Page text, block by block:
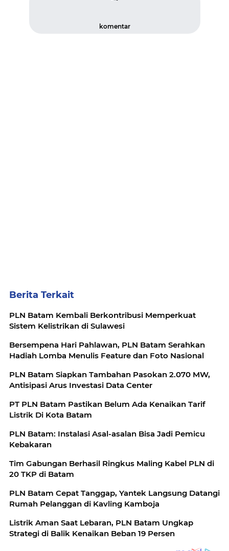
komentar
Berita Terkait
PLN Batam Kembali Berkontribusi Memperkuat
Sistem Kelistrikan di Sulawesi
Bersempena Hari Pahlawan, PLN Batam Serahkan
Hadiah Lomba Menulis Feature dan Foto Nasional
PLN Batam Siapkan Tambahan Pasokan 2.070 MW,
Antisipasi Arus Investasi Data Center
PT PLN Batam Pastikan Belum Ada Kenaikan Tarif
Listrik Di Kota Batam
PLN Batam: Instalasi Asal-asalan Bisa Jadi Pemicu
Kebakaran
Tim Gabungan Berhasil Ringkus Maling Kabel PLN di
20 TKP di Batam
PLN Batam Cepat Tanggap, Yantek Langsung Datangi
Rumah Pelanggan di Kavling Kamboja
Listrik Aman Saat Lebaran, PLN Batam Ungkap
Strategi di Balik Kenaikan Beban 19 Persen